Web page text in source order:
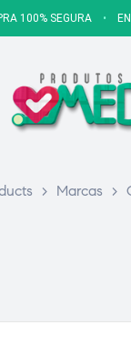
100% SEGURA •
> Marcas >